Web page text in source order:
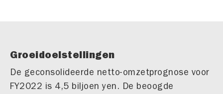
Groeidoelstellingen
De geconsolideerde netto-omzetprognose voor
FY2022 is 4,5 biljoen yen. De beoogde